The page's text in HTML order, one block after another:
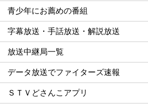
青少年にお薦めの番組
字幕放送・手話放送・解説放送
放送中継局一覧
データ放送でファイターズ速報
ＳＴＶどさんこアプリ